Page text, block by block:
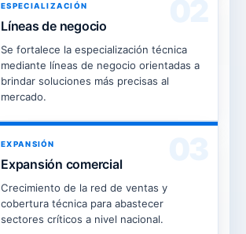
ESPECIALIZACIÓN
Líneas de negocio
Se fortalece la especialización técnica
mediante líneas de negocio orientadas a
brindar soluciones más precisas al
mercado.
EXPANSIÓN
Expansión comercial
Crecimiento de la red de ventas y
cobertura técnica para abastecer
sectores críticos a nivel nacional.